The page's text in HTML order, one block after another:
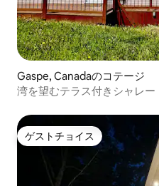
Gaspe, Canadaのコテージ
湾を望むテラス付きシャレー
ゲストチョイス
ゲストチョイス